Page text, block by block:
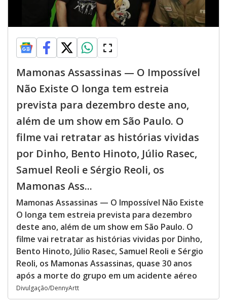
Mamonas Assassinas — O Impossível
Não Existe O longa tem estreia
prevista para dezembro deste ano,
além de um show em São Paulo. O
filme vai retratar as histórias vividas
por Dinho, Bento Hinoto, Júlio Rasec,
Samuel Reoli e Sérgio Reoli, os
Mamonas Ass...
Mamonas Assassinas — O Impossível Não Existe
O longa tem estreia prevista para dezembro
deste ano, além de um show em São Paulo. O
filme vai retratar as histórias vividas por Dinho,
Bento Hinoto, Júlio Rasec, Samuel Reoli e Sérgio
Reoli, os Mamonas Assassinas, quase 30 anos
após a morte do grupo em um acidente aéreo
Divulgação/DennyArtt